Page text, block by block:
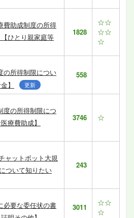
費助成制度の所得
ひとり親家庭等
1828
☆☆
☆☆
☆
の所得制限につい
】
更新
558
度の所得制限につ
療費助成】
3746 ☆
ャットボット大規
ついて知りたい
243
必要な委任状の書
3011
☆☆
☆